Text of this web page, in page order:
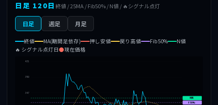
日足 120日終値 / 25MA / Fib50% / N値 / 🔥シグナル点灯
日足 週足 月足
終値 MA(期間足依存) 押し安値 戻り高値 Fib50%
N値
🔥 シグナル点灯日●現在価格
431
389
347
F50%
N値